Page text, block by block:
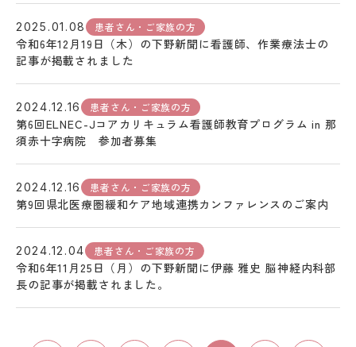
2025.01.08 患者さん・ご家族の方
令和6年12月19日（木）の下野新聞に看護師、作業療法士の
記事が掲載されました
2024.12.16 患者さん・ご家族の方
第6回ELNEC-Jコアカリキュラム看護師教育プログラム in 那
須赤十字病院 参加者募集
2024.12.16 患者さん・ご家族の方
第9回県北医療圏緩和ケア地域連携カンファレンスのご案内
2024.12.04 患者さん・ご家族の方
令和6年11月25日（月）の下野新聞に伊藤 雅史 脳神経内科部
長の記事が掲載されました。